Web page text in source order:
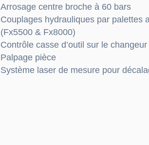
Arrosage centre broche à 60 bars
Couplages hydrauliques par palettes
(Fx5500 & Fx8000)
Contrôle casse d’outil sur le
Palpage pièce
Système laser de mesure pour